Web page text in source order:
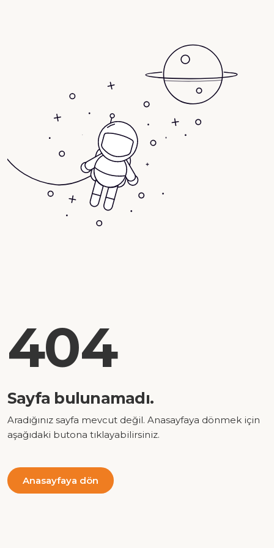
404
Sayfa bulunamadı.
Aradığınız sayfa mevcut değil. Anasayfaya dönmek için
aşağıdaki butona tıklayabilirsiniz.
Anasayfaya dön